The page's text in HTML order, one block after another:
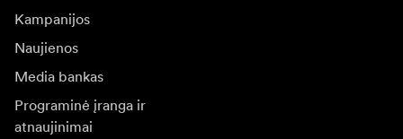
Kampanijos
Naujienos
Media bankas
Programinė įranga ir
atnaujinimai